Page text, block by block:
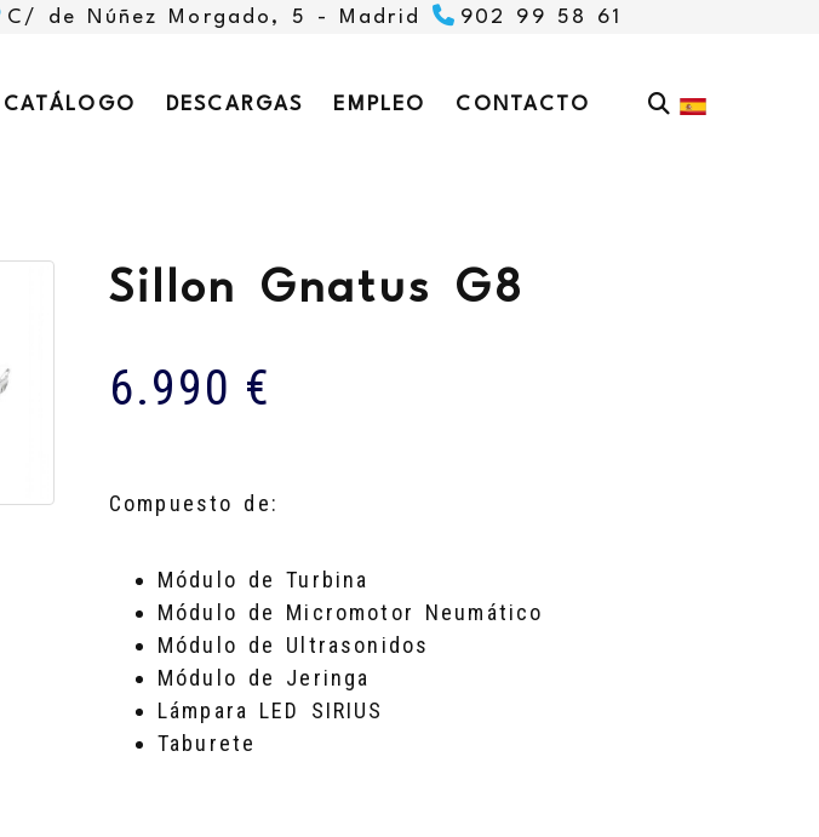
C/ de Núñez Morgado, 5 - Madrid 902 99 58 61
CATÁLOGO DESCARGAS EMPLEO CONTACTO
Sillon Gnatus G8
6.990 €
Compuesto de:
Módulo de Turbina
Módulo de Micromotor Neumático
Módulo de Ultrasonidos
Módulo de Jeringa
Lámpara LED SIRIUS
Taburete